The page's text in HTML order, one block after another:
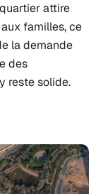
attire
familles, ce
la demande
des
reste solide.